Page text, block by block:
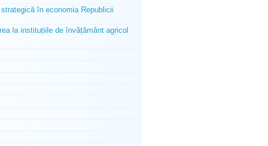
în economia Republicii
la instituțiile de învățământ agricol